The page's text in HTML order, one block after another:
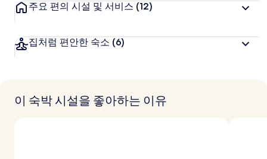
주요 편의 시설 및 서비스 (12)
집처럼 편안한 숙소 (6)
이 숙박 시설을 좋아하는 이유